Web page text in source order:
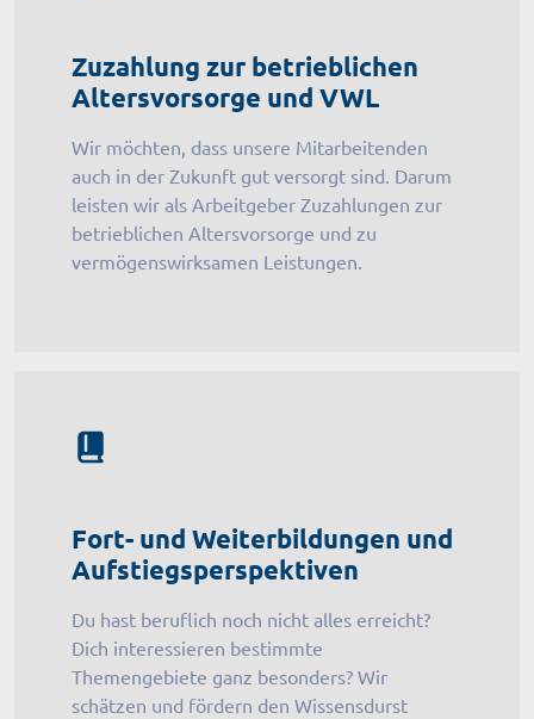
Zuzahlung zur betrieblichen
Altersvorsorge und VWL
Wir möchten, dass unsere Mitarbeitenden
auch in der Zukunft gut versorgt sind. Darum
leisten wir als Arbeitgeber Zuzahlungen zur
betrieblichen Altersvorsorge und zu
vermögenswirksamen Leistungen.
Fort- und Weiterbildungen und
Aufstiegsperspektiven
Du hast beruflich noch nicht alles erreicht?
Dich interessieren bestimmte
Themengebiete ganz besonders? Wir
schätzen und fördern den Wissensdurst